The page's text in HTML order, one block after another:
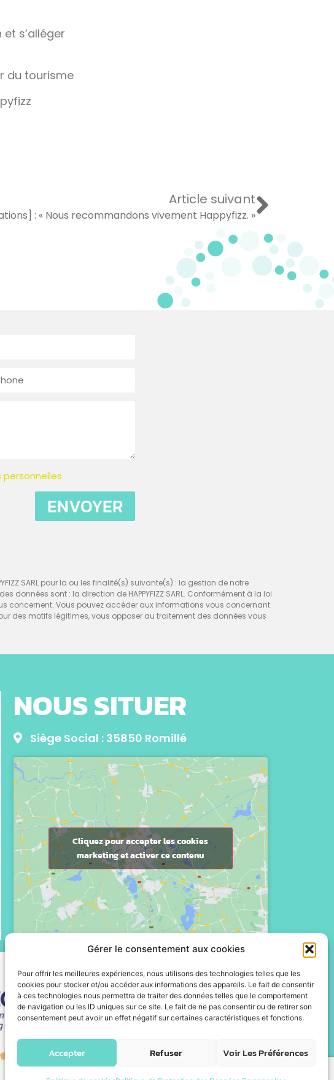
Gérer le consentement aux cookies
Pour offrir les meilleures expériences, nous utilisons des technologies telles que les
cookies pour stocker et/ou accéder aux informations des appareils. Le fait de consentir
à ces technologies nous permettra de traiter des données telles que le comportement
de navigation ou les ID uniques sur ce site. Le fait de ne pas consentir ou de retirer son
consentement peut avoir un effet négatif sur certaines caractéristiques et fonctions.
Accepter Refuser Voir Les Préférences
s’alléger
du tourisme
Article suivant
: « Nous recommandons vivement Happyfizz. »
ENVOYER
SARL pour la ou les finalité(s) suivante(s) : la gestion de notre
données sont : la direction de HAPPYFIZZ SARL. Conformément à la loi
concernent. Vous pouvez accéder aux informations vous concernant
des motifs légitimes, vous opposer au traitement des données vous
NOUS SITUER
Siège Social : 35850 Romillé
Cliquez pour accepter les cookies
marketing et activer ce contenu